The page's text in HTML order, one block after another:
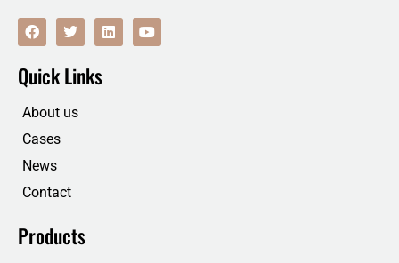
F
a
c
b
o
k
T
w
i
t
t
r
L
i
n
Y
o
u
Quick Links
About us
Cases
News
Contact
Products